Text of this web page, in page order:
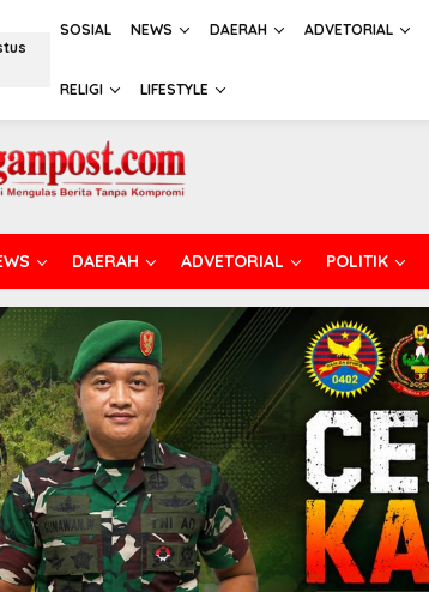
SOSIAL NEWS DAERAH ADVETORIAL
RELIGI LIFESTYLE
DAERAH ADVETORIAL POLITIK